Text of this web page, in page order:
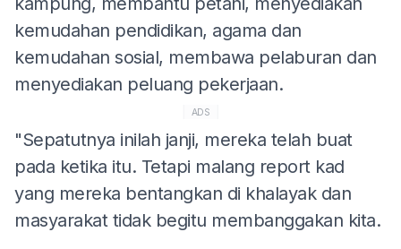
kemudahan pendidikan, agama dan
kemudahan sosial, membawa pelaburan dan
menyediakan peluang pekerjaan.
ADS
"Sepatutnya inilah janji, mereka telah buat
pada ketika itu. Tetapi malang report kad
yang mereka bentangkan di khalayak dan
masyarakat tidak begitu membanggakan kita.